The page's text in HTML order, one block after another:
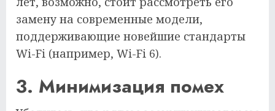
замену на современные модели,
поддерживающие новейшие стандарты
Wi-Fi (например, Wi-Fi 6).
3. Минимизация помех